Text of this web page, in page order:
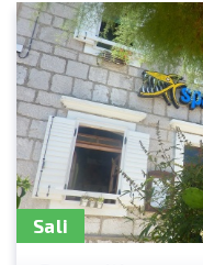
Sali